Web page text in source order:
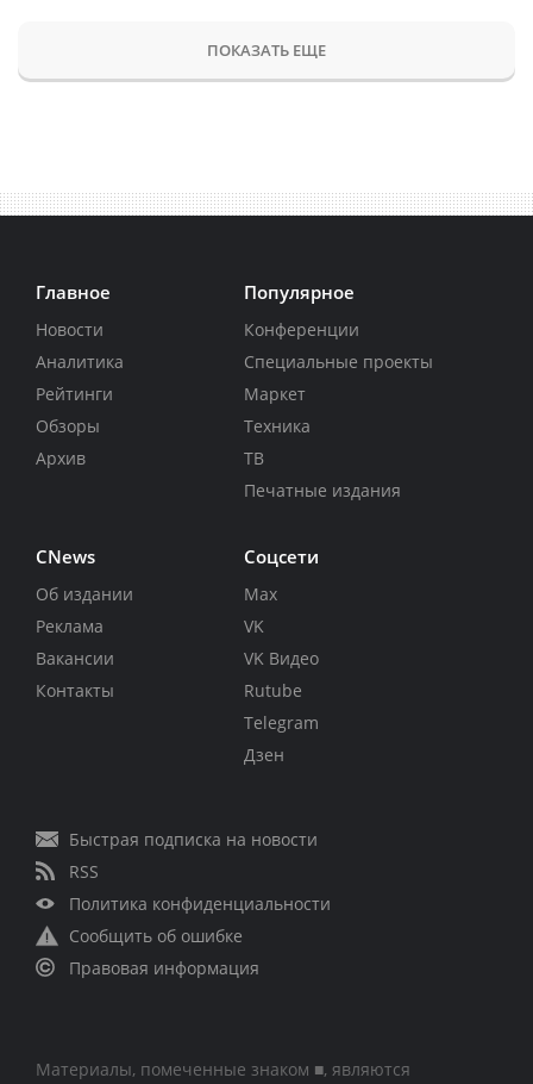
ПОКАЗАТЬ ЕЩЕ
Главное
Новости
Аналитика
Рейтинги
Обзоры
Архив
Популярное
Конференции
Специальные проекты
Маркет
Техника
ТВ
Печатные издания
CNews
Об издании
Реклама
Вакансии
Контакты
Соцсети
Max
VK
VK Видео
Rutube
Telegram
Дзен
Быстрая подписка на новости
RSS
Политика конфиденциальности
Сообщить об ошибке
Правовая информация
Материалы, помеченные знаком ■, являются